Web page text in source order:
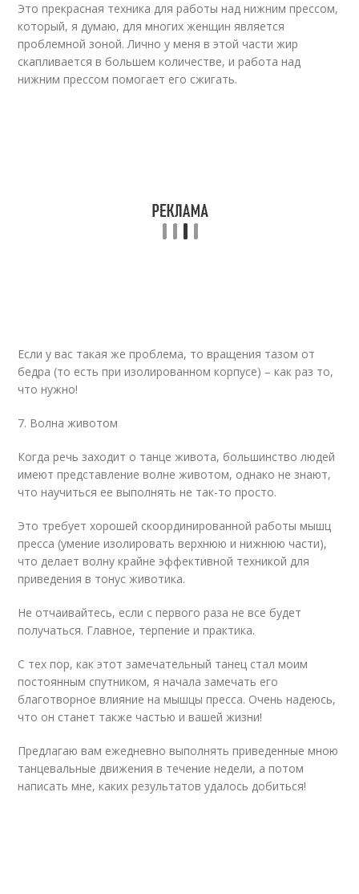
Это прекрасная техника для работы над нижним прессом,
который, я думаю, для многих женщин является
проблемной зоной. Лично у меня в этой части жир
скапливается в большем количестве, и работа над
нижним прессом помогает его сжигать.
Если у вас такая же проблема, то вращения тазом от
бедра (то есть при изолированном корпусе) – как раз то,
что нужно!
7. Волна животом
Когда речь заходит о танце живота, большинство людей
имеют представление волне животом, однако не знают,
что научиться ее выполнять не так-то просто.
Это требует хорошей скоординированной работы мышц
пресса (умение изолировать верхнюю и нижнюю части),
что делает волну крайне эффективной техникой для
приведения в тонус животика.
Не отчаивайтесь, если с первого раза не все будет
получаться. Главное, терпение и практика.
С тех пор, как этот замечательный танец стал моим
постоянным спутником, я начала замечать его
благотворное влияние на мышцы пресса. Очень надеюсь,
что он станет также частью и вашей жизни!
Предлагаю вам ежедневно выполнять приведенные мною
танцевальные движения в течение недели, а потом
написать мне, каких результатов удалось добиться!